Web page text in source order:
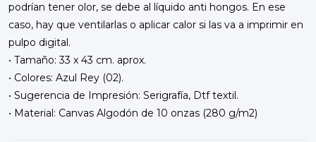
podrían tener olor, se debe al líquido anti hongos. En ese
caso, hay que ventilarlas o aplicar calor si las va a imprimir en
pulpo digital.
• Tamaño: 33 x 43 cm. aprox.
• Colores: Azul Rey (02).
• Sugerencia de Impresión: Serigrafía, Dtf textil.
• Material: Canvas Algodón de 10 onzas (280 g/m2)